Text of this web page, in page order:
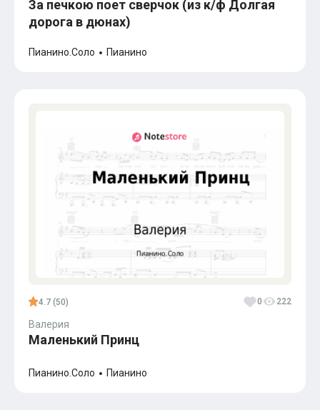
За печкою поет сверчок (из к/ф Долгая
дорога в дюнах)
Пианино.Соло Пианино
4.7 (50) 0 222
Валерия
Маленький Принц
Пианино.Соло Пианино